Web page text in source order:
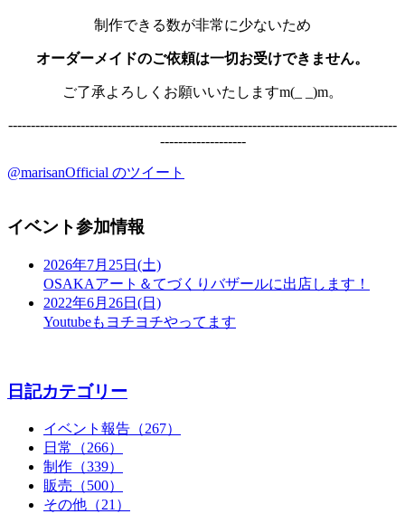
制作できる数が非常に少ないため
オーダーメイドのご依頼は一切お受けできません。
ご了承よろしくお願いいたしますm(_ _)m。
--------------------------------------------------------------------------------------
-------------------
@marisanOfficial のツイート
イベント参加情報
2026年7月25日(土)
OSAKAアート＆てづくりバザールに出店します！
2022年6月26日(日)
Youtubeもヨチヨチやってます
日記カテゴリー
イベント報告（267）
日常（266）
制作（339）
販売（500）
その他（21）